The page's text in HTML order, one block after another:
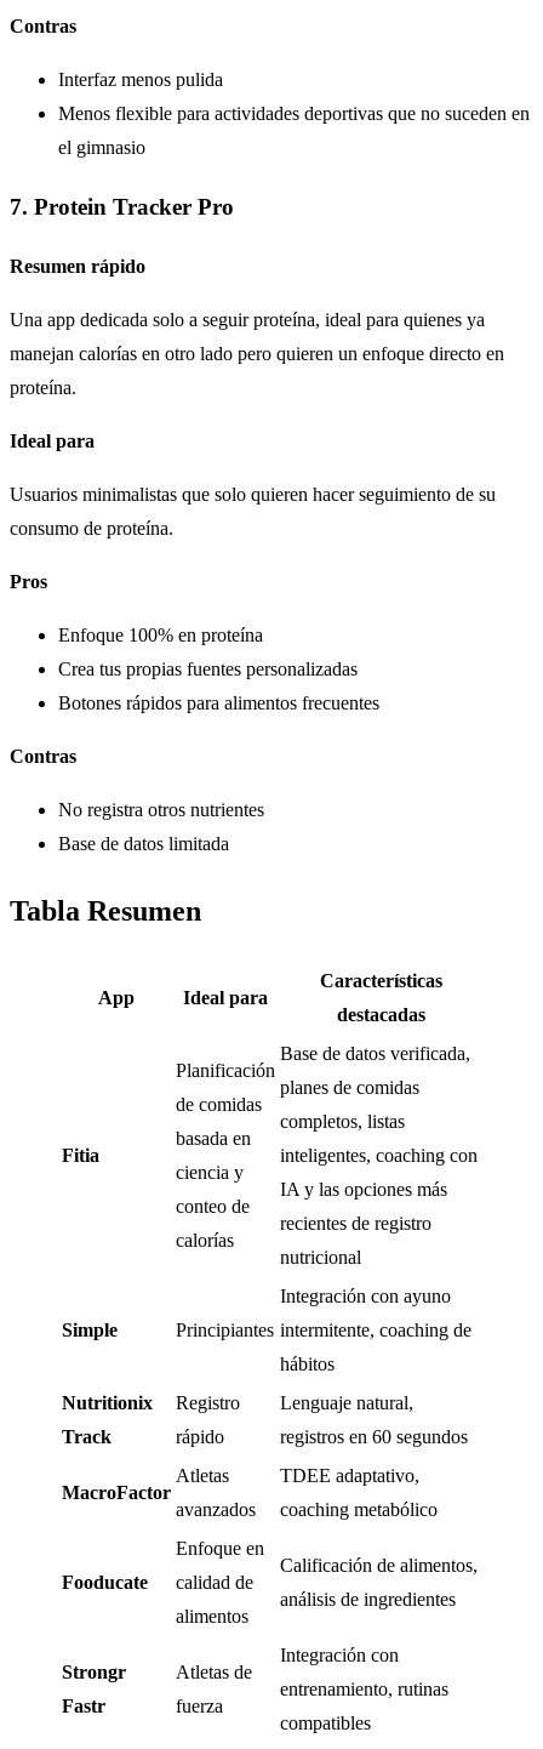
Contras
Interfaz menos pulida
Menos flexible para actividades deportivas que no suceden en
el gimnasio
7. Protein Tracker Pro
Resumen rápido
Una app dedicada solo a seguir proteína, ideal para quienes ya
manejan calorías en otro lado pero quieren un enfoque directo en
proteína.
Ideal para
Usuarios minimalistas que solo quieren hacer seguimiento de su
consumo de proteína.
Pros
Enfoque 100% en proteína
Crea tus propias fuentes personalizadas
Botones rápidos para alimentos frecuentes
Contras
No registra otros nutrientes
Base de datos limitada
Tabla Resumen
App Ideal para
Características
destacadas
Fitia
Planificación
de comidas
basada en
ciencia y
conteo de
calorías
Base de datos verificada,
planes de comidas
completos, listas
inteligentes, coaching con
IA y las opciones más
recientes de registro
nutricional
Simple Principiantes
Integración con ayuno
intermitente, coaching de
hábitos
Nutritionix
Track
Registro
rápido
Lenguaje natural,
registros en 60 segundos
MacroFactor
Atletas
avanzados
TDEE adaptativo,
coaching metabólico
Fooducate
Enfoque en
calidad de
alimentos
Calificación de alimentos,
análisis de ingredientes
Strongr
Fastr
Atletas de
fuerza
Integración con
entrenamiento, rutinas
compatibles